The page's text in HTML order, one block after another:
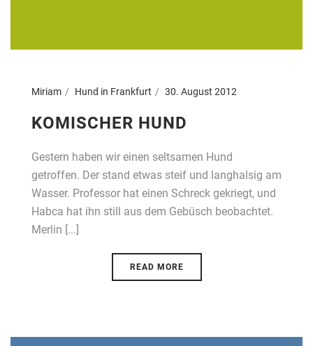
Miriam Hund in Frankfurt 30. August 2012
KOMISCHER HUND
Gestern haben wir einen seltsamen Hund
getroffen. Der stand etwas steif und langhalsig am
Wasser. Professor hat einen Schreck gekriegt, und
Habca hat ihn still aus dem Gebüsch beobachtet.
Merlin [...]
READ MORE